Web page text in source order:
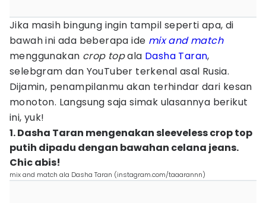
Jika masih bingung ingin tampil seperti apa, di
bawah ini ada beberapa ide mix and match
menggunakan crop topala Dasha Taran,
selebgram dan YouTuber terkenal asal Rusia.
Dijamin, penampilanmu akan terhindar dari kesan
monoton. Langsung saja simak ulasannya berikut
ini, yuk!
1. Dasha Taran mengenakan sleeveless crop top
putih dipadu dengan bawahan celana jeans.
Chic abis!
mix and match ala Dasha Taran (instagram.com/taaarannn)